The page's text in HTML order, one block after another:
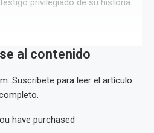
privilegiado de su historia.
al contenido
Suscríbete para leer el artículo
have purchased